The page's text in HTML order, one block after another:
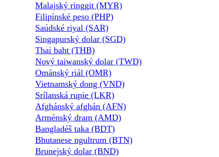
Malajský ringgit (MYR)
Filipínské peso (PHP)
Saúdské riyal (SAR)
Singapurský dolar (SGD)
Thai baht (THB)
Nový taiwanský dolar (TWD)
Ománský riál (OMR)
Vietnamský dong (VND)
Srílanská rupie (LKR)
Afghánský afghán (AFN)
Arménský dram (AMD)
Bangladéš taka (BDT)
Bhutanese ngultrum (BTN)
Brunejský dolar (BND)